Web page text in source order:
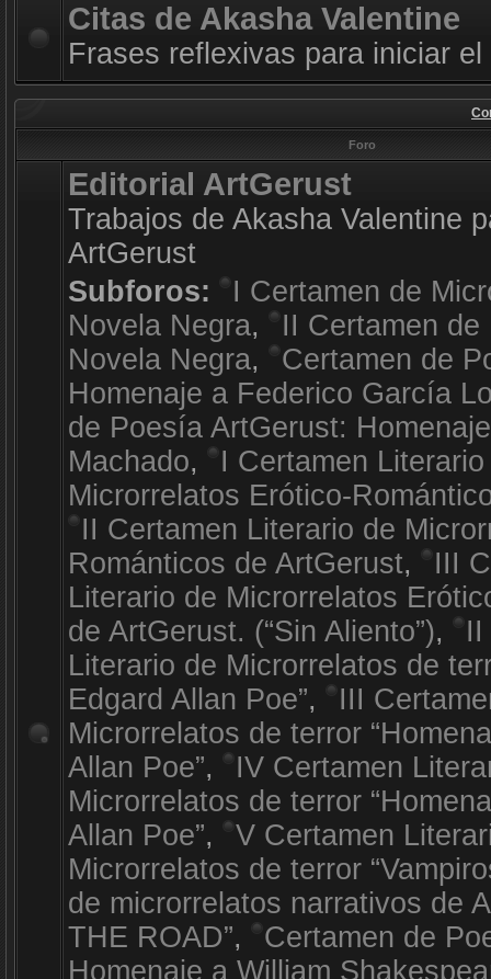
Citas de Akasha Valentine
Frases reflexivas para iniciar
Foro
Editorial ArtGerust
Trabajos de Akasha Valentine
ArtGerust
Subforos:
I Certamen de
Novela Negra,
II Certamen de
Novela Negra,
Certamen de
Homenaje a Federico García
de Poesía ArtGerust:
Machado,
I Certamen
Microrrelatos Erótico-
II Certamen Literario de
Románticos de ArtGerust,
III
Literario de Microrrelatos
de ArtGerust. (“Sin Aliento”),
II
Literario de Microrrelatos de
Edgard Allan Poe”,
III
Microrrelatos de terror
Allan Poe”,
IV Certamen
Microrrelatos de terror
Allan Poe”,
V Certamen
Microrrelatos de terror
de microrrelatos narrativos de
THE ROAD”,
Certamen de
Homenaje a William